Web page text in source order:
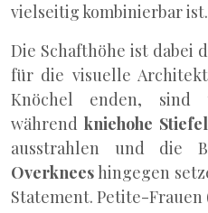
vielseitig kombinierbar ist.
Die Schafthöhe ist dabei
für die visuelle
Knöchel enden, sind
während kniehohe Stiefel
ausstrahlen und die
Overkneeshingegen
Statement. Petite-